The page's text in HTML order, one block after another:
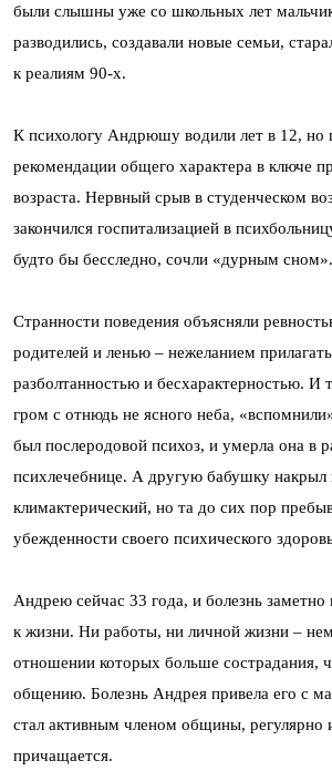
были слышны уже со школьных лет
разводились, создавали новые семьи,
к реалиям 90-х.
К психологу Андрюшу водили лет в 12, но
рекомендации общего характера в ключе
возраста. Нервный срыв в студенческом
закончился госпитализацией в
будто бы бесследно, сочли «дурным сном».
Странности поведения объясняли
родителей и ленью – нежеланием
разболтанностью и бесхарактерностью. И
гром с отнюдь не ясного неба,
был послеродовой психоз, и умерла она в
психлечебнице. А другую бабушку накрыл
климактерический, но та до сих пор
убежденности своего психического
Андрею сейчас 33 года, и болезнь заметно
к жизни. Ни работы, ни личной жизни –
отношении которых больше сострадания,
общению. Болезнь Андрея привела его с
стал активным членом общины, регулярно
причащается.